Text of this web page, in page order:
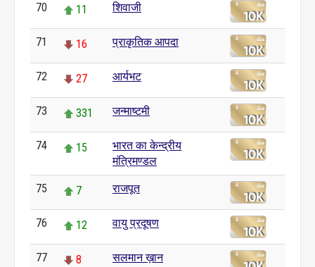
70 11 शिवाजी
71 16 प्राकृतिक आपदा
72 27 आर्यभट
73 331 जन्माष्टमी
74 15
भारत का केन्द्रीय
मंत्रिमण्डल
75 7 राजपूत
76 12 वायु प्रदूषण
77 8 सलमान ख़ान